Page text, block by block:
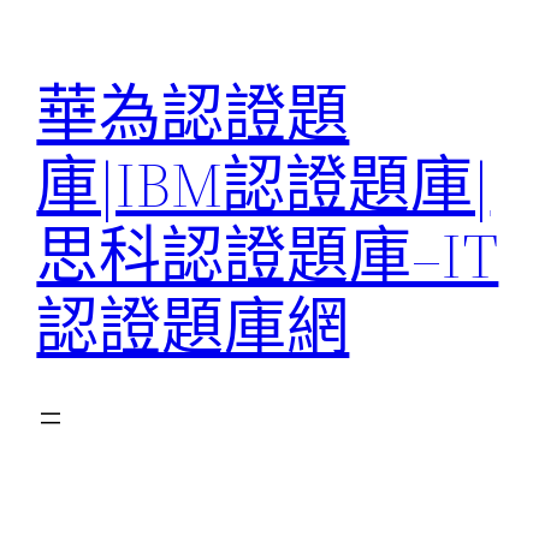
華為認證題
庫|IBM認證題庫|
思科認證題庫–IT
認證題庫網